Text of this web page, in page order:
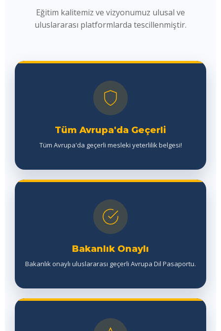
Eğitim kalitemiz ve vizyonumuz ulusal ve
uluslararası platformlarda tescillenmiştir.
Tüm Avrupa'da Geçerli
Tüm Avrupa'da geçerli mesleki yeterlilik belgesi!
Bakanlık Onaylı
Bakanlık onaylı uluslararası geçerli Avrupa Dil Pasaportu.